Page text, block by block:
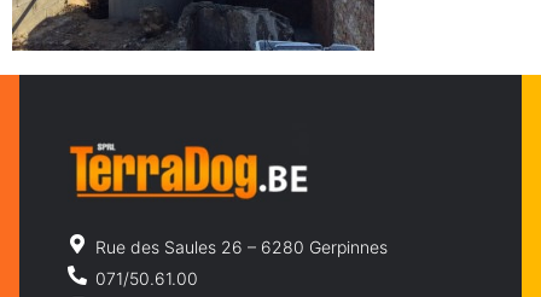
Rue des Saules 26 – 6280 Gerpinnes
071/50.61.00